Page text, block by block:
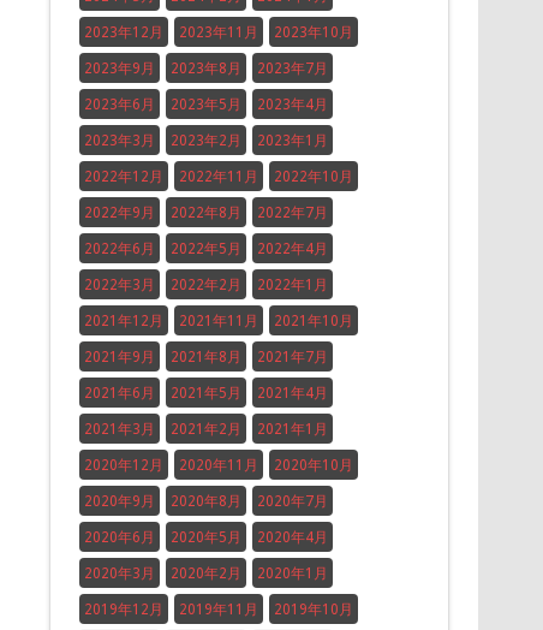
2023年12月 2023年11月 2023年10月
2023年9月 2023年8月 2023年7月
2023年6月 2023年5月 2023年4月
2023年3月 2023年2月 2023年1月
2022年12月 2022年11月 2022年10月
2022年9月 2022年8月 2022年7月
2022年6月 2022年5月 2022年4月
2022年3月 2022年2月 2022年1月
2021年12月 2021年11月 2021年10月
2021年9月 2021年8月 2021年7月
2021年6月 2021年5月 2021年4月
2021年3月 2021年2月 2021年1月
2020年12月 2020年11月 2020年10月
2020年9月 2020年8月 2020年7月
2020年6月 2020年5月 2020年4月
2020年3月 2020年2月 2020年1月
2019年12月 2019年11月 2019年10月